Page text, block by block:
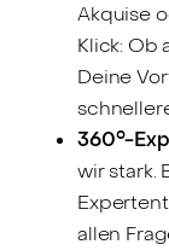
Akquise
Klick: Ob
Deine
360°-
wir stark.
allen